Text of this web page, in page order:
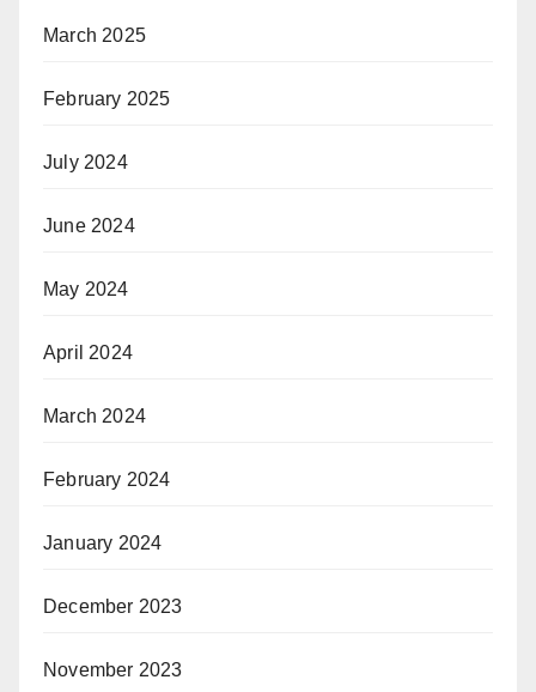
March 2025
February 2025
July 2024
June 2024
May 2024
April 2024
March 2024
February 2024
January 2024
December 2023
November 2023